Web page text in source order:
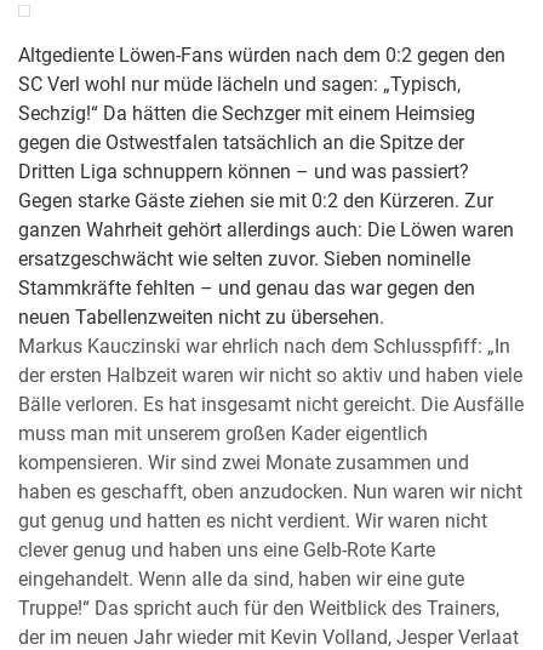
Altgediente Löwen-Fans würden nach dem 0:2 gegen den
SC Verl wohl nur müde lächeln und sagen: „Typisch,
Sechzig!“ Da hätten die Sechzger mit einem Heimsieg
gegen die Ostwestfalen tatsächlich an die Spitze der
Dritten Liga schnuppern können – und was passiert?
Gegen starke Gäste ziehen sie mit 0:2 den Kürzeren. Zur
ganzen Wahrheit gehört allerdings auch: Die Löwen waren
ersatzgeschwächt wie selten zuvor. Sieben nominelle
Stammkräfte fehlten – und genau das war gegen den
neuen Tabellenzweiten nicht zu übersehen.
Markus Kauczinski war ehrlich nach dem Schlusspfiff: „In
der ersten Halbzeit waren wir nicht so aktiv und haben viele
Bälle verloren. Es hat insgesamt nicht gereicht. Die Ausfälle
muss man mit unserem großen Kader eigentlich
kompensieren. Wir sind zwei Monate zusammen und
haben es geschafft, oben anzudocken. Nun waren wir nicht
gut genug und hatten es nicht verdient. Wir waren nicht
clever genug und haben uns eine Gelb-Rote Karte
eingehandelt. Wenn alle da sind, haben wir eine gute
Truppe!“ Das spricht auch für den Weitblick des Trainers,
der im neuen Jahr wieder mit Kevin Volland, Jesper Verlaat